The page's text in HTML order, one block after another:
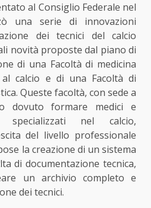
al Consiglio Federale nel
una serie di innovazioni
dei tecnici del calcio
novità proposte dal piano di
di una Facoltà di medicina
calcio e di una Facoltà di
Queste facoltà, con sede a
dovuto formare medici e
specializzati nel calcio,
del livello professionale
la creazione di un sistema
di documentazione tecnica,
un archivio completo e
dei tecnici.